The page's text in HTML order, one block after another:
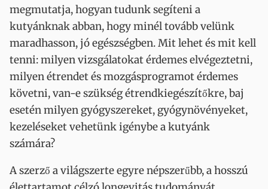
megmutatja, hogyan tudunk segíteni a
kutyánknak abban, hogy minél tovább velünk
maradhasson, jó egészségben. Mit lehet és mit kell
tenni: milyen vizsgálatokat érdemes elvégeztetni,
milyen étrendet és mozgásprogramot érdemes
követni, van-e szükség étrendkiegészítőkre, baj
esetén milyen gyógyszereket, gyógynövényeket,
kezeléseket vehetünk igénybe a kutyánk
számára?
A szerző a világszerte egyre népszerűbb, a hosszú